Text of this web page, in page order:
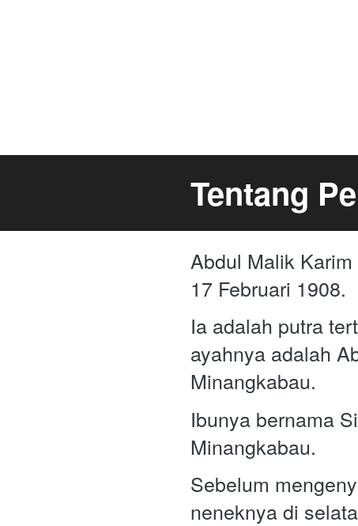
Tentang
Abdul Malik
17 Februari 1908.
Ia adalah putra
ayahnya adalah
Minangkabau.
Ibunya bernama
Minangkabau.
Sebelum
neneknya di